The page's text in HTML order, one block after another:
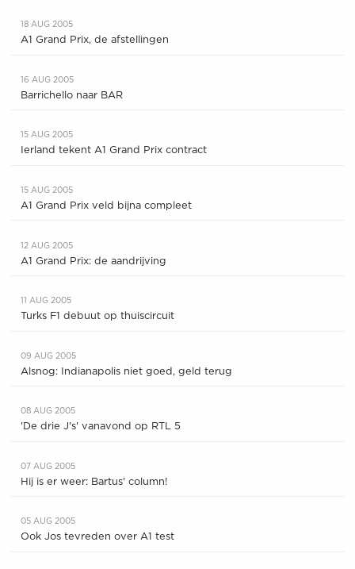
18 AUG 2005
A1 Grand Prix, de afstellingen
16 AUG 2005
Barrichello naar BAR
15 AUG 2005
Ierland tekent A1 Grand Prix contract
15 AUG 2005
A1 Grand Prix veld bijna compleet
12 AUG 2005
A1 Grand Prix: de aandrijving
11 AUG 2005
Turks F1 debuut op thuiscircuit
09 AUG 2005
Alsnog: Indianapolis niet goed, geld terug
08 AUG 2005
'De drie J's' vanavond op RTL 5
07 AUG 2005
Hij is er weer: Bartus' column!
05 AUG 2005
Ook Jos tevreden over A1 test